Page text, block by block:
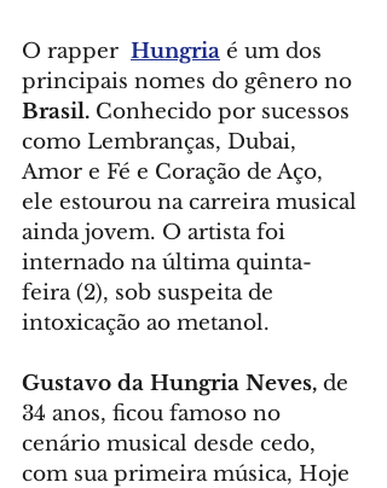
O rapper Hungria é um dos
principais nomes do gênero no
Brasil. Conhecido por sucessos
como Lembranças, Dubai,
Amor e Fé e Coração de Aço,
ele estourou na carreira musical
ainda jovem. O artista foi
internado na última quinta-
feira (2), sob suspeita de
intoxicação ao metanol.
Gustavo da Hungria Neves, de
34 anos, ficou famoso no
cenário musical desde cedo,
com sua primeira música, Hoje